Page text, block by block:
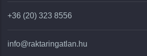
+36 (20) 323 8556
info@raktaringatlan.hu